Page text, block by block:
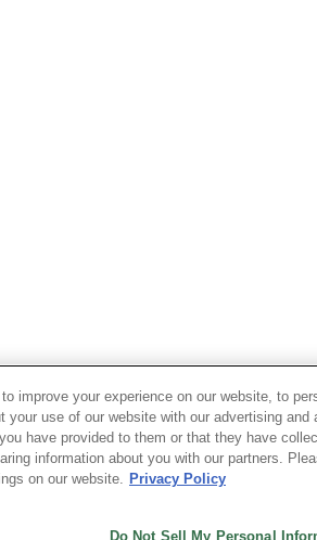
improve your experience on our website, to
your use of our website with our advertising
have provided to them or that they have
information about you with our partners.
on our website. Privacy Policy
Do Not Sell My Personal